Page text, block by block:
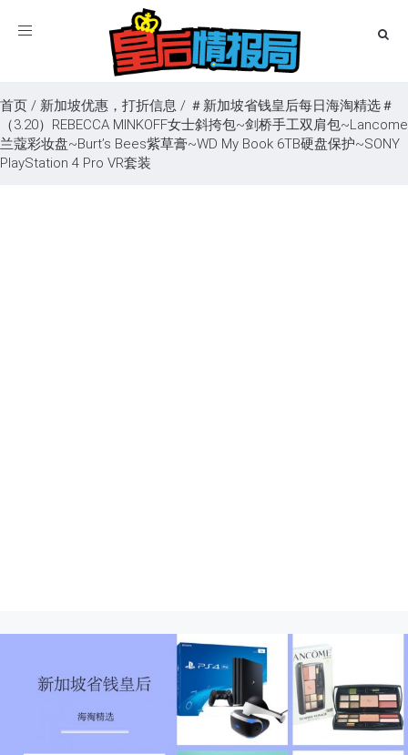
Toggle
首页 / 新加坡优惠，打折信息 / ＃新加坡省钱皇后每日海淘精选＃
（3.20）REBECCA MINKOFF女士斜挎包~剑桥手工双肩包~Lancome
兰蔻彩妆盘~Burt’s Bees紫草膏~WD My Book 6TB硬盘保护~SONY
PlayStation 4 Pro VR套装